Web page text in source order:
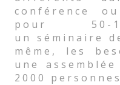
conférence
pour 50-
un séminaire
même, les
une
2000